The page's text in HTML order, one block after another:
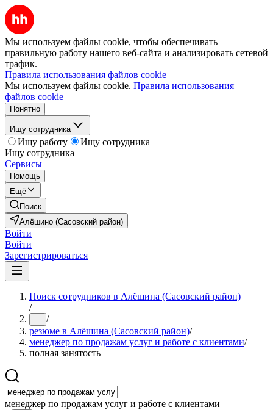
Мы используем файлы cookie, чтобы обеспечивать
правильную работу нашего веб-сайта и анализировать сетевой
трафик.
Правила использования файлов cookie
Мы используем файлы cookie. Правила использования
файлов cookie
Понятно
Ищу сотрудника
Ищу работу
Ищу сотрудника
Ищу сотрудника
Сервисы
Помощь
Ещё
Поиск
Алёшино (Сасовский район)
Войти
Войти
Зарегистрироваться
Поиск сотрудников в Алёшина (Сасовский район)
/
... /
резюме в Алёшина (Сасовский район)/
менеджер по продажам услуг и работе с клиентами/
полная занятость
менеджер по продажам услуг и работе с клиентами